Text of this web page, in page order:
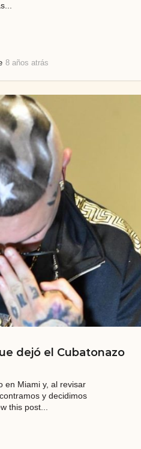
8 años atrás
o
a
t
r
á
s
dejó el Cubatonazo
en Miami y, al revisar
y decidimos
this post...